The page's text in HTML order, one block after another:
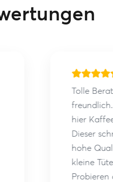
vor allem sehr
lohnt es sich
gut und hat eine
wurde mir eine
zum
da es eine große